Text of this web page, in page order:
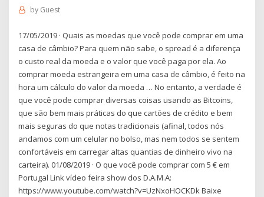
by Guest
17/05/2019 · Quais as moedas que você pode comprar em uma
casa de câmbio? Para quem não sabe, o spread é a diferença
o custo real da moeda e o valor que você paga por ela. Ao
comprar moeda estrangeira em uma casa de câmbio, é feito na
hora um cálculo do valor da moeda … No entanto, a verdade é
que você pode comprar diversas coisas usando as Bitcoins,
que são bem mais práticas do que cartões de crédito e bem
mais seguras do que notas tradicionais (afinal, todos nós
andamos com um celular no bolso, mas nem todos se sentem
confortáveis em carregar altas quantias de dinheiro vivo na
carteira). 01/08/2019 · O que você pode comprar com 5 € em
Portugal Link vídeo feira show dos D.A.M.A:
https://www.youtube.com/watch?v=UzNxoHOCKDk Baixe